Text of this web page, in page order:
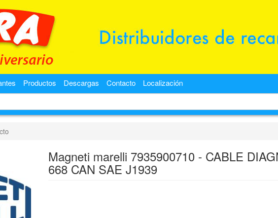
Productos Descargas Contacto Localización
Magneti marelli 7935900710 - CABLE
668 CAN SAE J1939